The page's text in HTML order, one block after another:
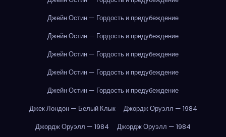
Джейн Остин — Гордость и предубеждение
Джейн Остин — Гордость и предубеждение
Джейн Остин — Гордость и предубеждение
Джейн Остин — Гордость и предубеждение
Джейн Остин — Гордость и предубеждение
Джек Лондон — Белый Клык
Джордж Оруэлл — 1984
Джордж Оруэлл — 1984
Джордж Оруэлл — 1984